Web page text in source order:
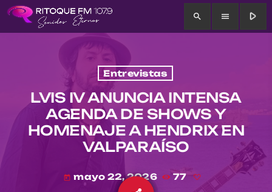
search menu play_arrow
Entrevistas
LVIS IV ANUNCIA INTENSA
AGENDA DE SHOWS Y
HOMENAJE A HENDRIX EN
VALPARAÍSO
today mayo 22, 2026 77